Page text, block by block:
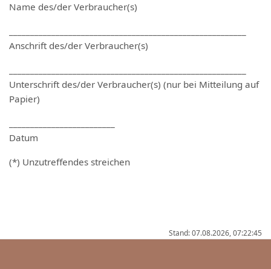
Name des/der Verbraucher(s)
Anschrift des/der Verbraucher(s)
Unterschrift des/der Verbraucher(s) (nur bei Mitteilung auf
Papier)
Datum
(*) Unzutreffendes streichen
Stand: 07.08.2026, 07:22:45